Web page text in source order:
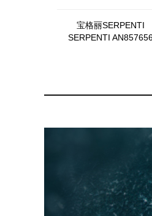
宝格丽SERPENTI
SERPENTI